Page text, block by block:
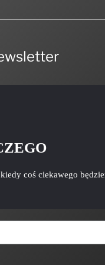
coś ciekawego